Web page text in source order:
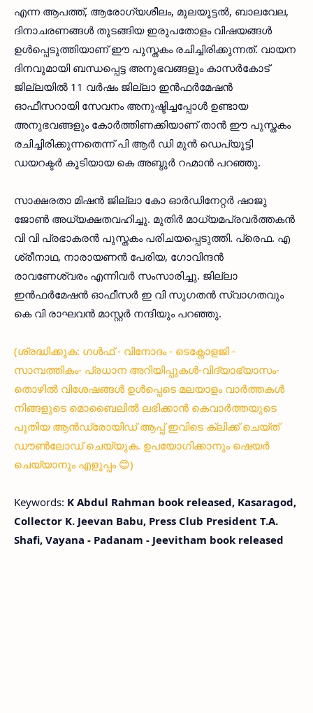
എന്ന ആപത്ത്, ആരോഗ്യശീലം, മുലയൂട്ടല്‍, ബാലവേല,
ദിനാചരണങ്ങള്‍ തുടങ്ങിയ ഇരുപതോളം വിഷയങ്ങള്‍
ഉള്‍പ്പെടുത്തിയാണ് ഈ പുസ്തകം രചിച്ചിരിക്കുന്നത്. വായന
ദിനവുമായി ബന്ധപ്പെട്ട അനുഭവങ്ങളും കാസര്‍കോട്
ജില്ലയില്‍ 11 വര്‍ഷം ജില്ലാ ഇന്‍ഫര്‍മേഷന്‍
ഓഫീസറായി സേവനം അനുഷ്ടിച്ചപ്പോള്‍ ഉണ്ടായ
അനുഭവങ്ങളും കോര്‍ത്തിണക്കിയാണ് താന്‍ ഈ പുസ്തകം
രചിച്ചിരിക്കുന്നതെന്ന് പി ആര്‍ ഡി മുന്‍ ഡെപ്യൂട്ടി
ഡയറക്ടര്‍ കൂടിയായ കെ അബ്ദുര്‍ റഹ്മാന്‍ പറഞ്ഞു.
സാക്ഷരതാ മിഷന്‍ ജില്ലാ കോ ഓര്‍ഡിനേറ്റര്‍ ഷാജു
ജോണ്‍ അധ്യക്ഷതവഹിച്ചു. മുതിര്‍ മാധ്യമപ്രവര്‍ത്തകന്‍
വി വി പ്രഭാകരന്‍ പുസ്തകം പരിചയപ്പെടുത്തി. പ്രെഫ. എ
ശ്രീനാഥ, നാരായണന്‍ പേരിയ, ഗോവിന്ദന്‍
രാവണേശ്വരം എന്നിവര്‍ സംസാരിച്ചു. ജില്ലാ
ഇന്‍ഫര്‍മേഷന്‍ ഓഫീസര്‍ ഇ വി സുഗതന്‍ സ്വാഗതവും
കെ വി രാഘവന്‍ മാസ്റ്റര്‍ നന്ദിയും പറഞ്ഞു.
(ശ്രദ്ധിക്കുക: ഗൾഫ് - വിനോദം - ടെക്നോളജി -
സാമ്പത്തികം- പ്രധാന അറിയിപ്പുകൾ-വിദ്യാഭ്യാസം-
തൊഴിൽ വിശേഷങ്ങൾ ഉൾപ്പെടെ മലയാളം വാർത്തകൾ
നിങ്ങളുടെ മൊബൈലിൽ ലഭിക്കാൻ കെവാർത്തയുടെ
പുതിയ ആൻഡ്രോയിഡ് ആപ്പ് ഇവിടെ ക്ലിക്ക് ചെയ്ത്
ഡൗൺലോഡ് ചെയ്യുക. ഉപയോഗിക്കാനും ഷെയർ
ചെയ്യാനും എളുപ്പം 😊)
Keywords: K Abdul Rahman book released, Kasaragod,
Collector K. Jeevan Babu, Press Club President T.A.
Shafi, Vayana - Padanam - Jeevitham book released